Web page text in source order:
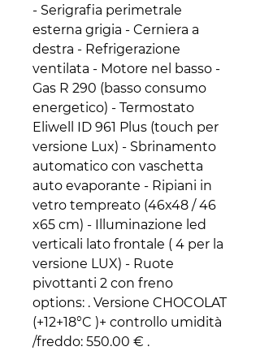
- Serigrafia perimetrale
esterna grigia - Cerniera a
destra - Refrigerazione
ventilata - Motore nel basso -
Gas R 290 (basso consumo
energetico) - Termostato
Eliwell ID 961 Plus (touch per
versione Lux) - Sbrinamento
automatico con vaschetta
auto evaporante - Ripiani in
vetro tempreato (46x48 / 46
x65 cm) - Illuminazione led
verticali lato frontale ( 4 per la
versione LUX) - Ruote
pivottanti 2 con freno
options: . Versione CHOCOLAT
(+12+18°C )+ controllo umidità
/freddo: 550.00 € .